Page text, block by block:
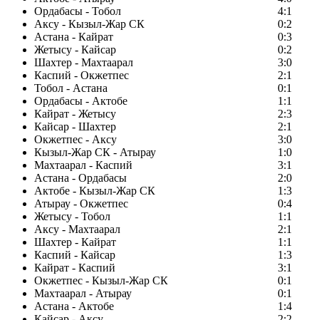
Ордабасы - Тобол
4:1
Аксу - Кызыл-Жар СК
0:2
Астана - Кайрат
0:3
Жетысу - Кайсар
0:2
Шахтер - Махтаарал
3:0
Каспий - Окжетпес
2:1
Тобол - Астана
0:1
Ордабасы - Актобе
1:1
Кайрат - Жетысу
2:3
Кайсар - Шахтер
2:1
Окжетпес - Аксу
3:0
Кызыл-Жар СК - Атырау
1:0
Махтаарал - Каспий
3:1
Астана - Ордабасы
2:0
Актобе - Кызыл-Жар СК
1:3
Атырау - Окжетпес
0:4
Жетысу - Тобол
1:1
Аксу - Махтаарал
2:1
Шахтер - Кайрат
1:1
Каспий - Кайсар
1:3
Кайрат - Каспий
3:1
Окжетпес - Кызыл-Жар СК
0:1
Махтаарал - Атырау
0:1
Астана - Актобе
1:4